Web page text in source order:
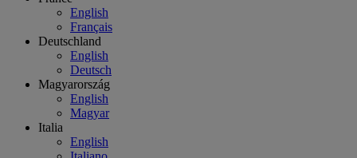
English
Français
Deutschland
English
Deutsch
Magyarország
English
Magyar
Italia
English